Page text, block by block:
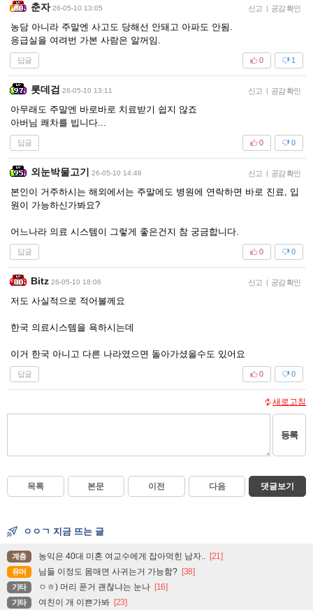
춘자 26-05-10 13:05 신고 | 공감 확인
농담 아니라 주말엔 사고도 당해선 안돼고 아파도 안됨.
응급실을 여려번 가본 사람은 알꺼임.
답글 1
0
롯데검 26-05-10 13:11 신고 | 공감 확인
아무래도 주말엔 바로바로 치료받기 쉽지 않죠
아버님 쾌차를 빕니다...
답글 0
0
외눈박물고기 26-05-10 14:46 신고 | 공감 확인
본인이 거주하시는 해외에서는 주말에도 병원에 연락하면 바로 진료, 입
원이 가능하신가봐요?
어느나라 의료 시스템이 그렇게 좋은건지 참 궁금합니다.
답글 0
0
Bitz 26-05-10 18:06 신고 | 공감 확인
저도 사실적으로 적어볼께요
한국 의료시스템을 욕하시는데
이거 한국 아니고 다른 나라였으면 돌아가셨을수도 있어요
답글 0
0
새로고침
등록
목록 본문 이전 다음 댓글보기
ㅇㅇㄱ 지금 뜨는 글
계층 농익은 40대 미혼 여교수에게 잡아먹힌 남자.. [21]
유머 님들 이정도 몸매면 사귀는거 가능함? [38]
기타 ㅇㅎ) 머리 푼거 괜찮냐는 눈나 [16]
기타 여친이 개 이쁜가봐 [23]